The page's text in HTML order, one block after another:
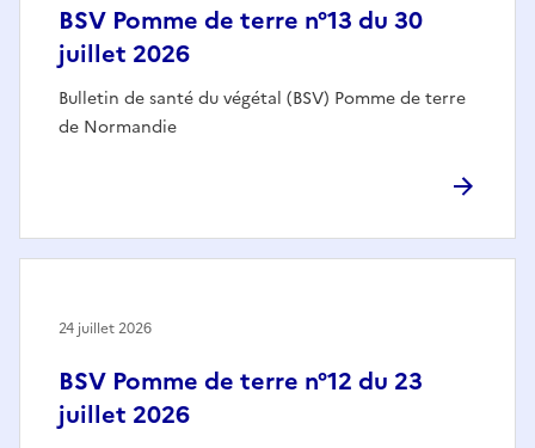
BSV Pomme de terre n°13 du 30
juillet 2026
Bulletin de santé du végétal (BSV) Pomme de terre
de Normandie
BSV Pomme de terre n°12 du 23
juillet 2026
24 juillet 2026